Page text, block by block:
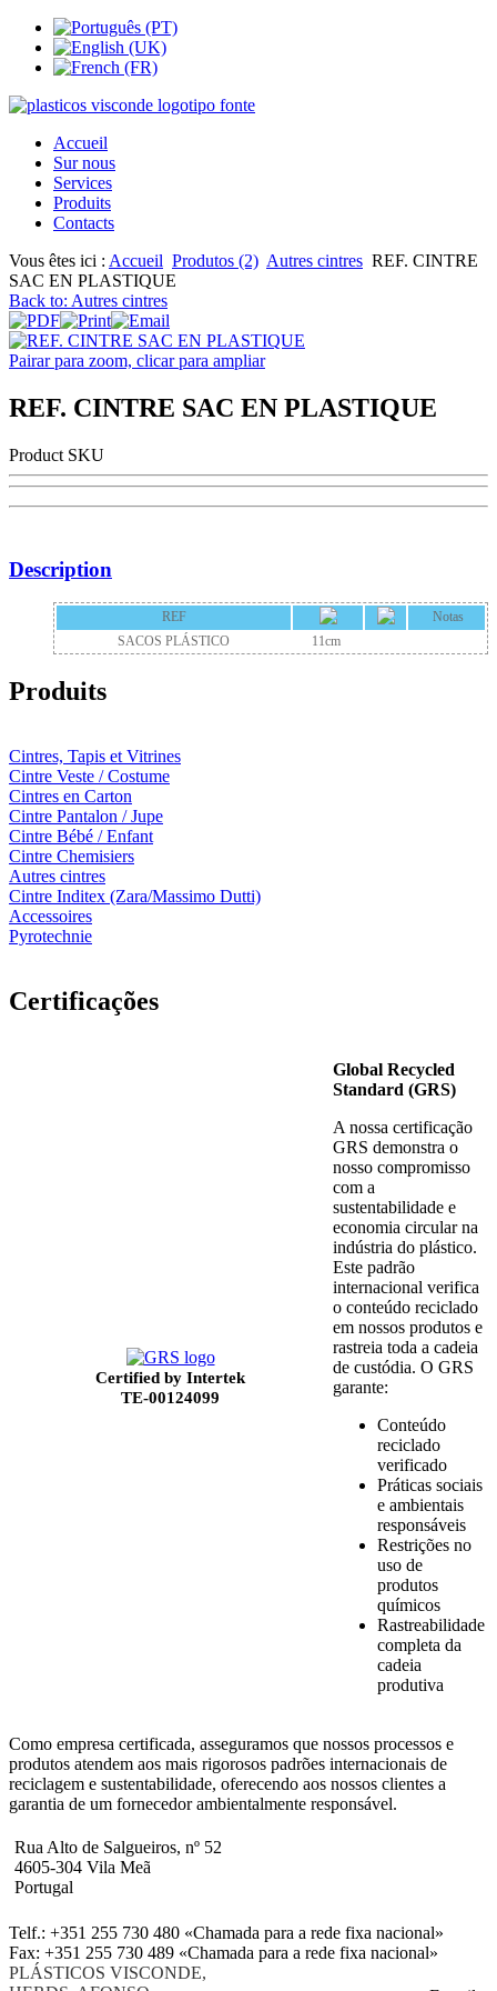
Accueil
Sur nous
Services
Produits
Contacts
Vous êtes ici : Accueil Produtos (2) Autres cintres REF. CINTRE
SAC EN PLASTIQUE
Back to: Autres cintres
Pairar para zoom, clicar para ampliar
REF. CINTRE SAC EN PLASTIQUE
Product SKU
Description
REF
Notas
SACOS PLÁSTICO
11cm
Produits
Cintres, Tapis et Vitrines
Cintre Veste / Costume
Cintres en Carton
Cintre Pantalon / Jupe
Cintre Bébé / Enfant
Cintre Chemisiers
Autres cintres
Cintre Inditex (Zara/Massimo Dutti)
Accessoires
Pyrotechnie
Certificações
Certified by Intertek
TE-00124099
Global Recycled
Standard (GRS)
A nossa certificação
GRS demonstra o
nosso compromisso
com a
sustentabilidade e
economia circular na
indústria do plástico.
Este padrão
internacional verifica
o conteúdo reciclado
em nossos produtos e
rastreia toda a cadeia
de custódia. O GRS
garante:
Conteúdo
reciclado
verificado
Práticas sociais
e ambientais
responsáveis
Restrições no
uso de
produtos
químicos
Rastreabilidade
completa da
cadeia
produtiva
Como empresa certificada, asseguramos que nossos processos e
produtos atendem aos mais rigorosos padrões internacionais de
reciclagem e sustentabilidade, oferecendo aos nossos clientes a
garantia de um fornecedor ambientalmente responsável.
Rua Alto de Salgueiros, nº 52
4605-304 Vila Meã
Portugal
Telf.: +351 255 730 480 «Chamada para a rede fixa nacional»
Fax: +351 255 730 489 «Chamada para a rede fixa nacional»
PLÁSTICOS VISCONDE,